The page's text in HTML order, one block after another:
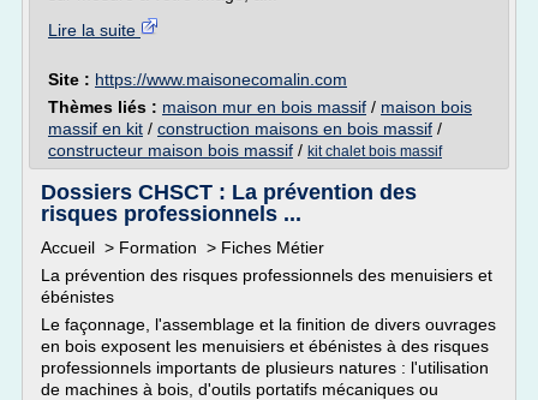
Lire la suite
Site : https://www.maisonecomalin.com
Thèmes liés : maison mur en bois massif / maison bois
massif en kit / construction maisons en bois massif /
constructeur maison bois massif / kit chalet bois massif
Dossiers CHSCT : La prévention des
risques professionnels ...
Accueil > Formation > Fiches Métier
La prévention des risques professionnels des menuisiers et
ébénistes
Le façonnage, l'assemblage et la finition de divers ouvrages
en bois exposent les menuisiers et ébénistes à des risques
professionnels importants de plusieurs natures : l'utilisation
de machines à bois, d'outils portatifs mécaniques ou